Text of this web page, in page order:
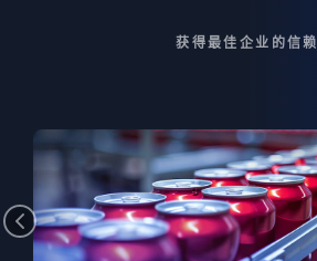
获得最佳企业的信赖